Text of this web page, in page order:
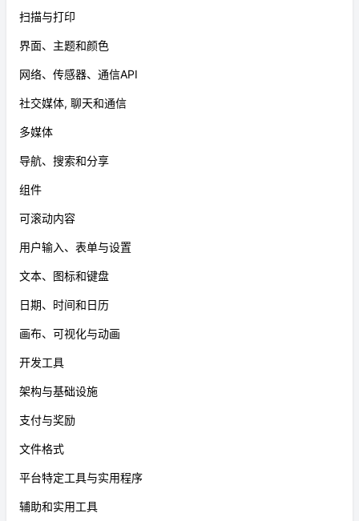
扫描与打印
界面、主题和颜色
网络、传感器、通信API
社交媒体, 聊天和通信
多媒体
导航、搜索和分享
组件
可滚动内容
用户输入、表单与设置
文本、图标和键盘
日期、时间和日历
画布、可视化与动画
开发工具
架构与基础设施
支付与奖励
文件格式
平台特定工具与实用程序
辅助和实用工具